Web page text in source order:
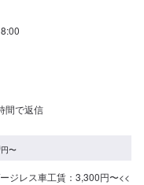
間で返信
円〜
ジレス車工賃：3,300円〜<<